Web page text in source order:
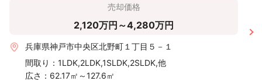
売却価格
2,120万円～4,280万円
兵庫県神戸市中央区北野町１丁目５－１
間取り： 1LDK,2LDK,1SLDK,2SLDK,他
広さ： 62.17㎡～127.6㎡